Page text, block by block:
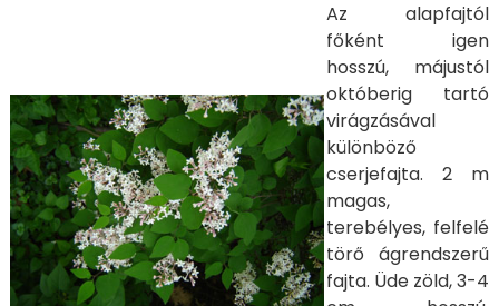
Az alapfajtól
főként igen
hosszú, májustól
októberig tartó
virágzásával
különböző
cserjefajta. 2 m
magas,
terebélyes, felfelé
törő ágrendszerű
fajta. Üde zöld, 3-4